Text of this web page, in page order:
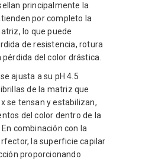
principalmente la
por completo la
lo que puede
de resistencia, rotura
del color drástica.
ajusta a su pH 4.5
de la matriz que
se tensan y estabilizan,
del color dentro de la
combinación con la
la superficie capilar
proporcionando